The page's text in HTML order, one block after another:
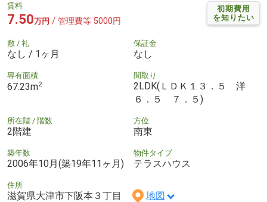
初期費用
を知りたい
賃料
7.50万円 / 管理費等 5000円
敷 / 礼
なし / 1ヶ月
保証金
なし
専有面積
67.23m2
間取り
2LDK(ＬＤＫ１３．５ 洋
６．５ ７．５)
所在階 / 階数
2階建
方位
南東
築年数
2006年10月(築19年11ヶ月)
物件タイプ
テラスハウス
住所
滋賀県大津市下阪本３丁目 地図